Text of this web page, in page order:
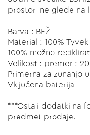
prostor, ne glede na
Barva : BEŽ
Material : 100%
100% možno
Velikost : premer :
Primerna za zunanjo
Vključena baterija
***Ostali dodatki na
predmet prodaje.